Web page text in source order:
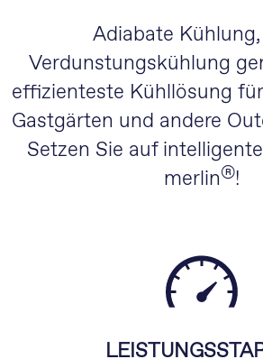
Adiabate
Verdunstungskühlung
effizienteste Kühllösung
Gastgärten und andere
Setzen Sie auf
merlin®!